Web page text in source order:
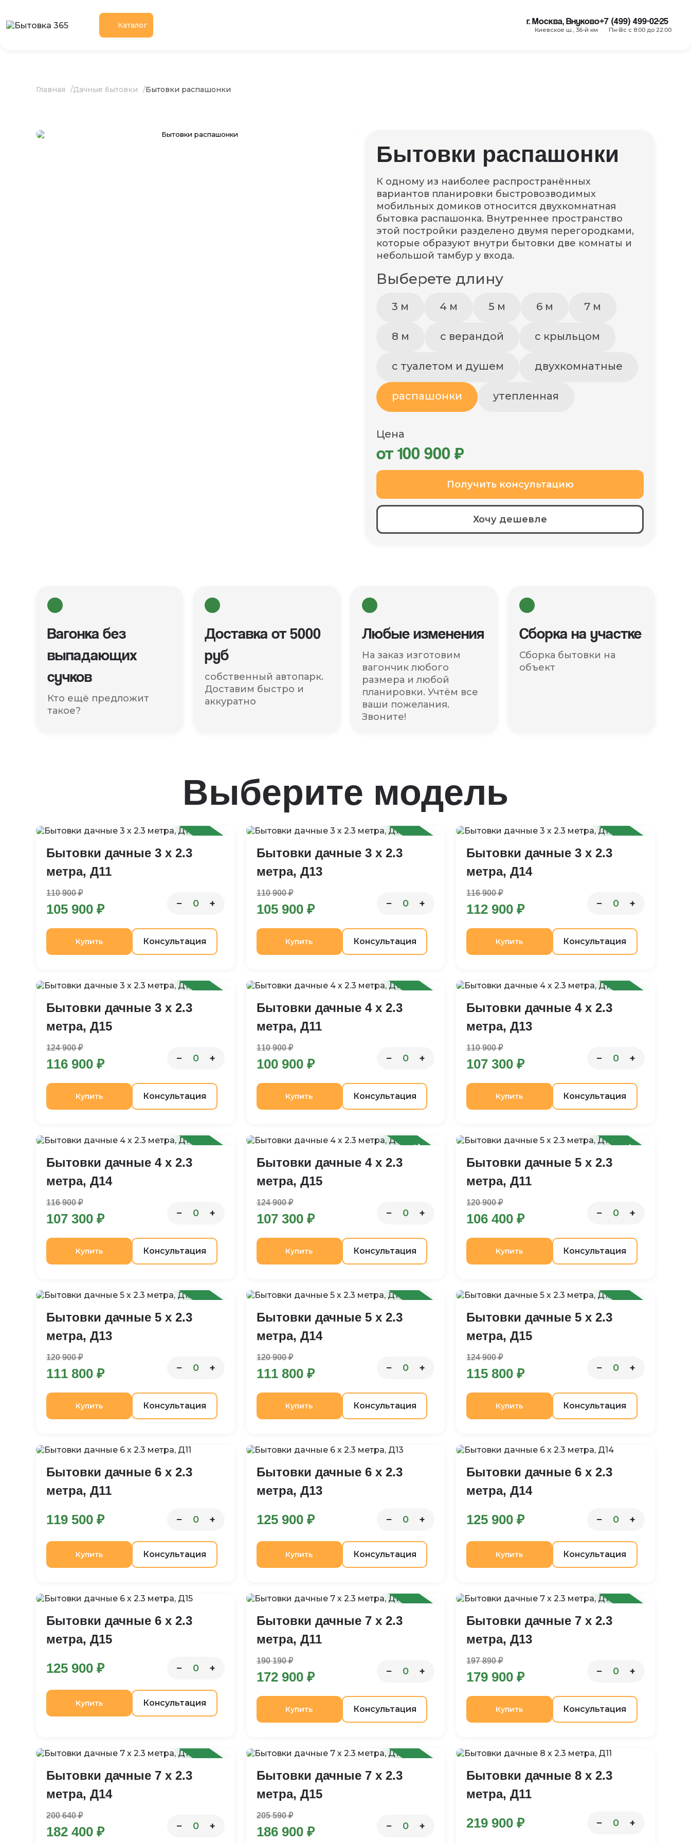
Каталог г. Москва, Внуково
Киевское ш., 36-й км
+7 (499) 499-02-25
Пн-Вс с 8:00 до 22:00
Главная Дачные бытовки Бытовки распашонки
Бытовки распашонки
К одному из наиболее распространённых
вариантов планировки быстровозводимых
мобильных домиков относится двухкомнатная
бытовка распашонка. Внутреннее пространство
этой постройки разделено двумя перегородками,
которые образуют внутри бытовки две комнаты и
небольшой тамбур у входа.
Выберете длину
3 м 4 м 5 м 6 м 7 м
8 м с верандой с крыльцом
с туалетом и душем двухкомнатные
распашонки утепленная
Цена
от 100 900 ₽
Получить консультацию
Хочу дешевле
Вагонка без
выпадающих
сучков
Кто ещё предложит
такое?
Доставка от 5000
руб
собственный автопарк.
Доставим быстро и
аккуратно
Любые изменения
На заказ изготовим
вагончик любого
размера и любой
планировки. Учтём все
ваши пожелания.
Звоните!
Сборка на участке
Сборка бытовки на
объект
Выберите модель
-5%
Бытовки дачные 3 х 2.3
метра, Д11
110 900 ₽
105 900 ₽ − 0 +
Купить Консультация
-5%
Бытовки дачные 3 х 2.3
метра, Д13
110 900 ₽
105 900 ₽ − 0 +
Купить Консультация
-3%
Бытовки дачные 3 х 2.3
метра, Д14
116 900 ₽
112 900 ₽ − 0 +
Купить Консультация
-6%
Бытовки дачные 3 х 2.3
метра, Д15
124 900 ₽
116 900 ₽ − 0 +
Купить Консультация
-9%
Бытовки дачные 4 х 2.3
метра, Д11
110 900 ₽
100 900 ₽ − 0 +
Купить Консультация
-3%
Бытовки дачные 4 х 2.3
метра, Д13
110 900 ₽
107 300 ₽ − 0 +
Купить Консультация
-8%
Бытовки дачные 4 х 2.3
метра, Д14
116 900 ₽
107 300 ₽ − 0 +
Купить Консультация
-14%
Бытовки дачные 4 х 2.3
метра, Д15
124 900 ₽
107 300 ₽ − 0 +
Купить Консультация
-12%
Бытовки дачные 5 х 2.3
метра, Д11
120 900 ₽
106 400 ₽ − 0 +
Купить Консультация
-8%
Бытовки дачные 5 х 2.3
метра, Д13
120 900 ₽
111 800 ₽ − 0 +
Купить Консультация
-8%
Бытовки дачные 5 х 2.3
метра, Д14
120 900 ₽
111 800 ₽ − 0 +
Купить Консультация
-7%
Бытовки дачные 5 х 2.3
метра, Д15
124 900 ₽
115 800 ₽ − 0 +
Купить Консультация
Бытовки дачные 6 х 2.3
метра, Д11
119 500 ₽ − 0 +
Купить Консультация
Бытовки дачные 6 х 2.3
метра, Д13
125 900 ₽ − 0 +
Купить Консультация
Бытовки дачные 6 х 2.3
метра, Д14
125 900 ₽ − 0 +
Купить Консультация
Бытовки дачные 6 х 2.3
метра, Д15
125 900 ₽ − 0 +
Купить Консультация
-9%
Бытовки дачные 7 х 2.3
метра, Д11
190 190 ₽
172 900 ₽ − 0 +
Купить Консультация
-9%
Бытовки дачные 7 х 2.3
метра, Д13
197 890 ₽
179 900 ₽ − 0 +
Купить Консультация
-9%
Бытовки дачные 7 х 2.3
метра, Д14
200 640 ₽
182 400 ₽ − 0 +
-9%
Бытовки дачные 7 х 2.3
метра, Д15
205 590 ₽
186 900 ₽ − 0 +
Бытовки дачные 8 х 2.3
метра, Д11
219 900 ₽ − 0 +